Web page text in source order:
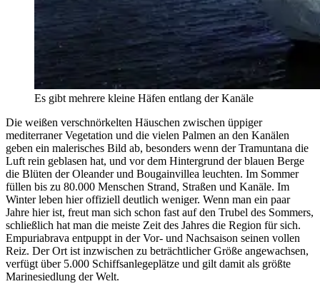
Es gibt mehrere kleine Häfen entlang der Kanäle
Die weißen verschnörkelten Häuschen zwischen üppiger
mediterraner Vegetation und die vielen Palmen an den Kanälen
geben ein malerisches Bild ab, besonders wenn der Tramuntana die
Luft rein geblasen hat, und vor dem Hintergrund der blauen Berge
die Blüten der Oleander und Bougainvillea leuchten. Im Sommer
füllen bis zu 80.000 Menschen Strand, Straßen und Kanäle. Im
Winter leben hier offiziell deutlich weniger. Wenn man ein paar
Jahre hier ist, freut man sich schon fast auf den Trubel des Sommers,
schließlich hat man die meiste Zeit des Jahres die Region für sich.
Empuriabrava entpuppt in der Vor- und Nachsaison seinen vollen
Reiz. Der Ort ist inzwischen zu beträchtlicher Größe angewachsen,
verfügt über 5.000 Schiffsanlegeplätze und gilt damit als größte
Marinesiedlung der Welt.